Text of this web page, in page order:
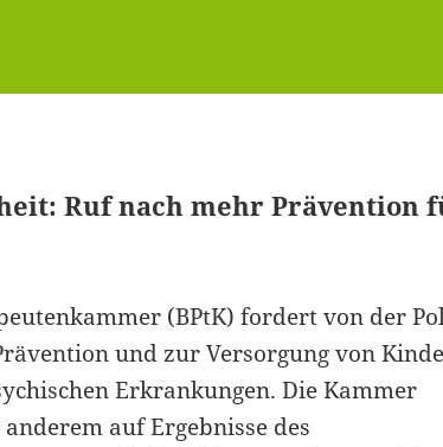
Ruf nach mehr Prävention
(BPtK) fordert von der
und zur Versorgung von
Erkrankungen. Die Kammer
auf Ergebnisse des